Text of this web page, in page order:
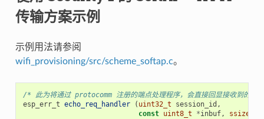
传输方案示例
示例用法请参阅
wifi_provisioning/src/scheme_softap.c。
/* 此为将通过 protocomm 注册的端点处理程序，会直接回显接收到的数
esp_err_t echo_req_handler ( uint32_t session_id ,
const uint8_t *inbuf, ssize_t